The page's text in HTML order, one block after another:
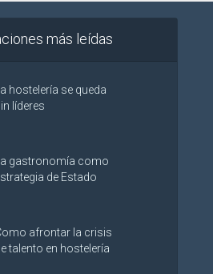
más leídas
hostelería se queda
líderes
gastronomía como
de Estado
afrontar la crisis
talento en hostelería